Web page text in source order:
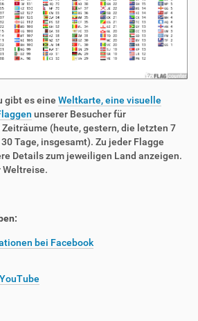
gibt es eine Weltkarte, eine visuelle
unserer Besucher für
(heute, gestern, die letzten 7
Tage, insgesamt). Zu jeder Flagge
Details zum jeweiligen Land anzeigen.
Weltreise.
bei Facebook